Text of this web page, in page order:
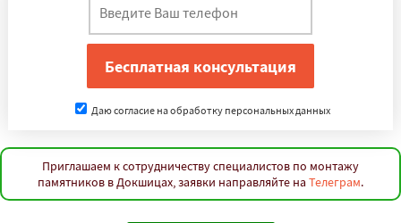
Даю согласие на обработку персональных данных
Приглашаем к сотрудничеству специалистов по монтажу
памятников в Докшицах, заявки направляйте на Телеграм.